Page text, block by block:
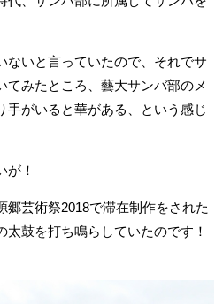
いと言っていたので、それでサ
てみたところ、藝大サンバ部のメ
手がいると華がある、という感じ
！
芸術祭2018で滞在制作をされた
鼓を打ち鳴らしていたのです！